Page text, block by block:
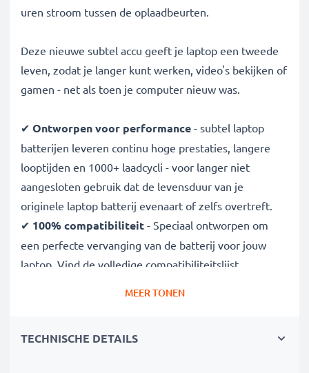
uren stroom tussen de oplaadbeurten.
Deze nieuwe subtel accu geeft je laptop een tweede
leven, zodat je langer kunt werken, video's bekijken of
gamen - net als toen je computer nieuw was.
✔ Ontworpen voor performance - subtel laptop
batterijen leveren continu hoge prestaties, langere
looptijden en 1000+ laadcycli - voor langer niet
aangesloten gebruik dat de levensduur van je
originele laptop batterij evenaart of zelfs overtreft.
✔ 100% compatibiliteit - Speciaal ontworpen om
een perfecte vervanging van de batterij voor jouw
laptop. Vind de volledige compatibiliteitslijst
veiligheidsniveaus te garanderen en worden geleverd
MEER TONEN
TECHNISCHE DETAILS